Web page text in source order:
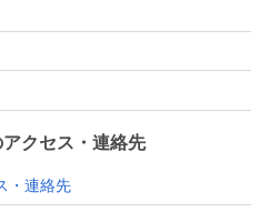
クセス・連絡先
・連絡先